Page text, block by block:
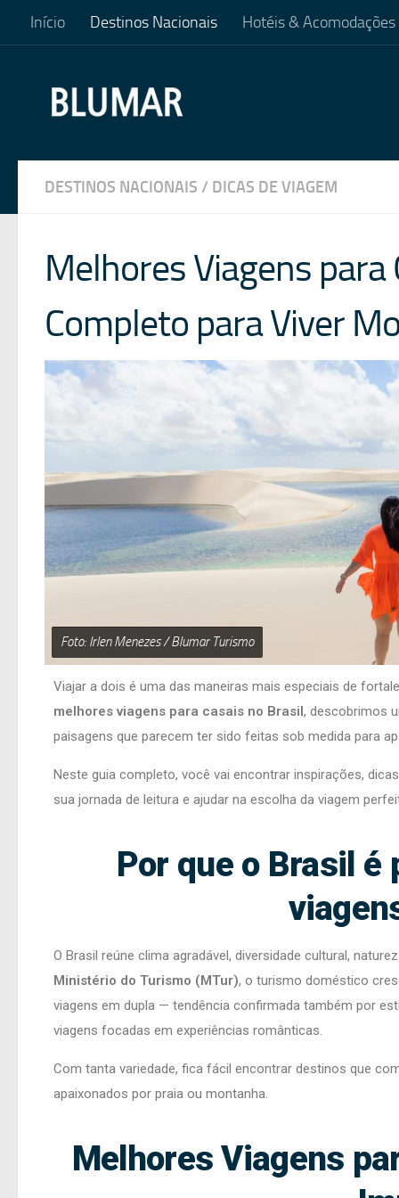
Skip to content
Início Destinos Nacionais Hotéis & Acomodações
DESTINOS NACIONAIS / DICAS DE VIAGEM
Melhores Viagens para
Completo para Viver
Foto: Irlen Menezes / Blumar Turismo
Viajar a dois é uma das maneiras mais especiais de
melhores viagens para casais no Brasil , descobrimos
paisagens que parecem ter sido feitas sob medida para
Neste guia completo, você vai encontrar inspirações,
sua jornada de leitura e ajudar na escolha da viagem
Por que o Brasil
O Brasil reúne clima agradável, diversidade cultural,
Ministério do Turismo (MTur), o turismo doméstico
viagens em dupla — tendência confirmada também por
viagens focadas em experiências românticas.
Com tanta variedade, fica fácil encontrar destinos que
apaixonados por praia ou montanha.
Melhores Viagens